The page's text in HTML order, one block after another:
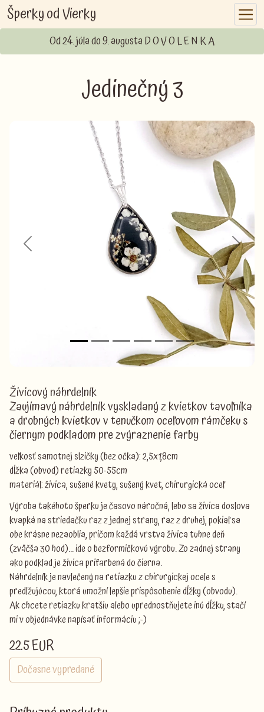
Šperky od Vierky
Od 24. júla do 9. augusta D O V O L E N K A
Jedinečný 3
Previous Next
Živicový náhrdelník
Zaujímavý náhrdelník vyskladaný z kvietkov tavoľníka
a drobných kvietkov v tenučkom oceľovom rámčeku s
čiernym podkladom pre zvýraznenie farby
veľkosť samotnej slzičky (bez očka): 2,5x1,8cm
dĺžka (obvod) retiazky 50-55cm
materiál: živica, sušené kvety, sušený kvet, chirurgická oceľ
Výroba takéhoto šperku je časovo náročná, lebo sa živica doslova
kvapká na striedačku raz z jednej strany, raz z druhej, pokiaľ sa
obe krásne nezaoblia, pričom každá vrstva živica tuhne deň
(zväčša 30 hod)... ide o bezformičkovú výrobu. Zo zadnej strany
ako podklad je živica prifarbená do čierna.
Náhrdelník je navlečený na retiazku z chirurgickej ocele s
predlžujúcou, ktorá umožní lepšie prispôsobenie dĺžky (obvodu).
Ak chcete retiazku kratšiu alebo uprednostňujete inú dĺžku, stačí
mi v objednávke napísať informáciu ;-)
22.5 EUR
Dočasne vypredané